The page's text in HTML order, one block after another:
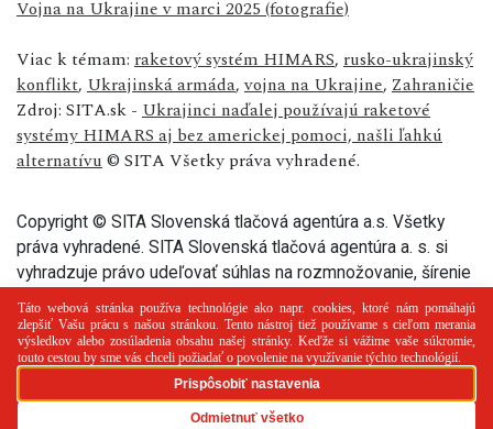
Vojna na Ukrajine v marci 2025 (fotografie)
Viac k témam: raketový systém HIMARS, rusko-ukrajinský
konflikt, Ukrajinská armáda,vojna na Ukrajine, Zahraničie
Zdroj: SITA.sk - Ukrajinci naďalej používajú raketové
systémy HIMARS aj bez americkej pomoci, našli ľahkú
alternatívu© SITA Všetky práva vyhradené.
Copyright © SITA Slovenská tlačová agentúra a.s. Všetky
práva vyhradené. SITA Slovenská tlačová agentúra a. s. si
vyhradzuje právo udeľovať súhlas na rozmnožovanie, šírenie
a na verejný prenos tohto článku a jeho častí.